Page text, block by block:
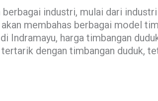
industri, mulai dari
membahas berbagai model
Indramayu, harga timbangan
dengan timbangan duduk,